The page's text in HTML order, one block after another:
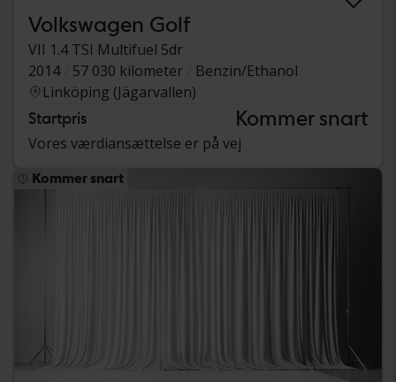
Volkswagen Golf
VII 1.4 TSI Multifuel 5dr
2014
57 030 kilometer
Benzin/Ethanol
Linköping (Jägarvallen)
Startpris Kommer snart
Vores værdiansættelse er på vej
Kommer snart